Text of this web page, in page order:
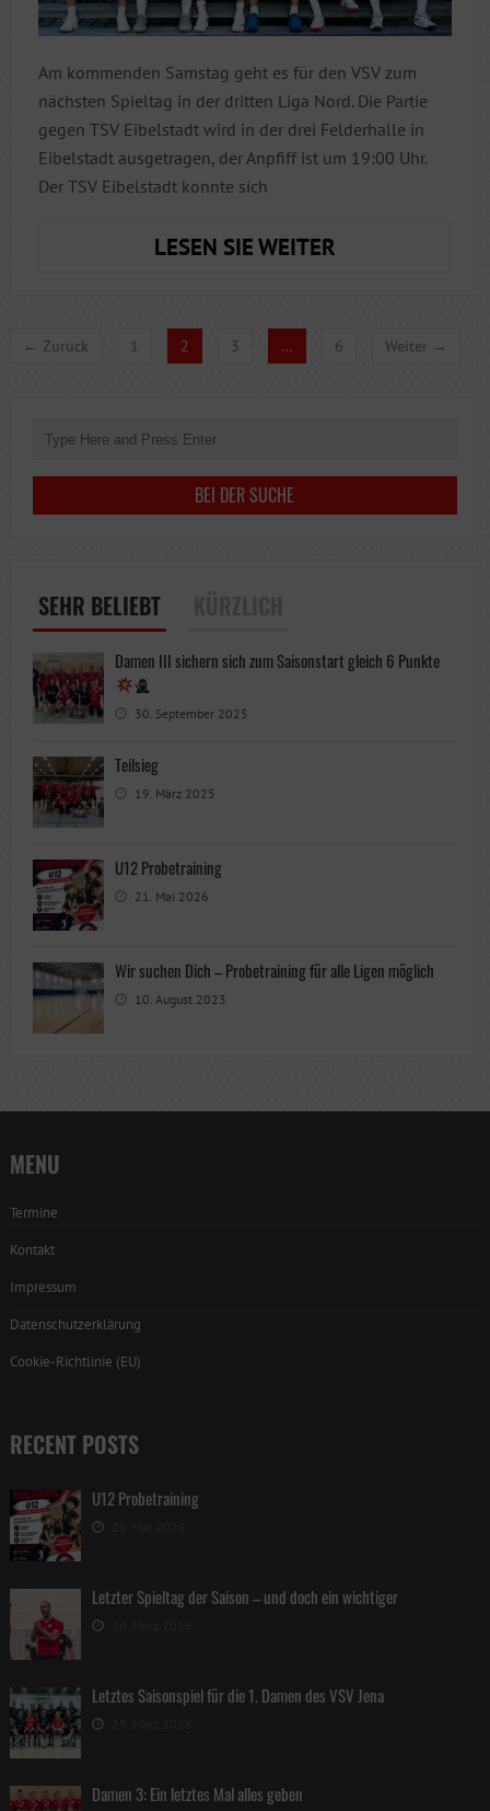
Am kommenden Samstag geht es für den VSV zum
nächsten Spieltag in der dritten Liga Nord. Die Partie
gegen TSV Eibelstadt wird in der drei Felderhalle in
Eibelstadt ausgetragen, der Anpfiff ist um 19:00 Uhr.
Der TSV Eibelstadt konnte sich
LESEN SIE WEITERDEN
← Zurück 1 2 3 … 6 Weiter →
SEHR BELIEBT
Damen III sichern sich zum Saisonstart gleich 6 Punkte
30. September 2025
Teilsieg
19. März 2025
U12 Probetraining
21. Mai 2026
Wir suchen Dich – Probetraining für alle Ligen möglich
10. August 2023
MENU
Termine
Kontakt
Impressum
Datenschutzerklärung
Cookie-Richtlinie (EU)
RECENT POSTS
U12 Probetraining
Letzter Spieltag der Saison – und doch ein wichtiger
Letztes Saisonspiel für die 1. Damen des VSV Jena
Damen 3: Ein letztes Mal alles geben